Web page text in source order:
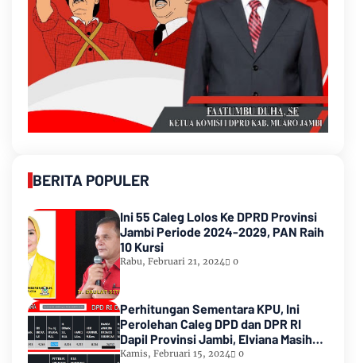
BERITA POPULER
Ini 55 Caleg Lolos Ke DPRD Provinsi
Jambi Periode 2024-2029, PAN Raih
10 Kursi
Rabu, Februari 21, 2024 0
Perhitungan Sementara KPU, Ini
Perolehan Caleg DPD dan DPR RI
Dapil Provinsi Jambi, Elviana Masih
Urutan Kedua Teratas
Kamis, Februari 15, 2024 0